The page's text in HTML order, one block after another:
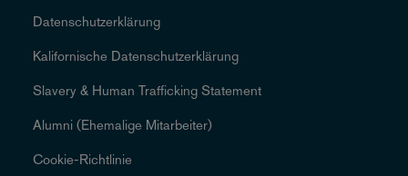
Datenschutzerklärung
Kalifornische Datenschutzerklärung
Slavery & Human Trafficking Statement
Alumni (Ehemalige Mitarbeiter)
Cookie-Richtlinie